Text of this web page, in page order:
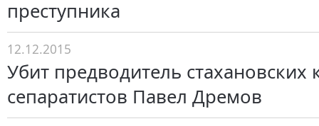
преступника
12.12.2015
Убит предводитель стахановских
сепаратистов Павел Дремов